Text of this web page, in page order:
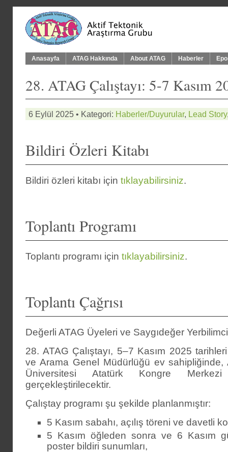
Anasayfa ATAG Hakkında About ATAG Haberler
28. ATAG Çalıştayı: 5-7 Kasım
6 Eylül 2025 • Kategori: Haberler/Duyurular, Lead Story
Bildiri Özleri Kitabı
Bildiri özleri kitabı için tıklayabilirsiniz.
Toplantı Programı
Toplantı programı için tıklayabilirsiniz.
Toplantı Çağrısı
Değerli ATAG Üyeleri ve Saygıdeğer
28. ATAG Çalıştayı, 5–7 Kasım 2025
ve Arama Genel Müdürlüğü ev sahipliğinde,
Üniversitesi Atatürk Kongre Merkezi
gerçekleştirilecektir.
Çalıştay programı şu şekilde planlanmıştır:
5 Kasım sabahı, açılış töreni ve davetli
5 Kasım öğleden sonra ve 6 Kasım
poster bildiri sunumları,